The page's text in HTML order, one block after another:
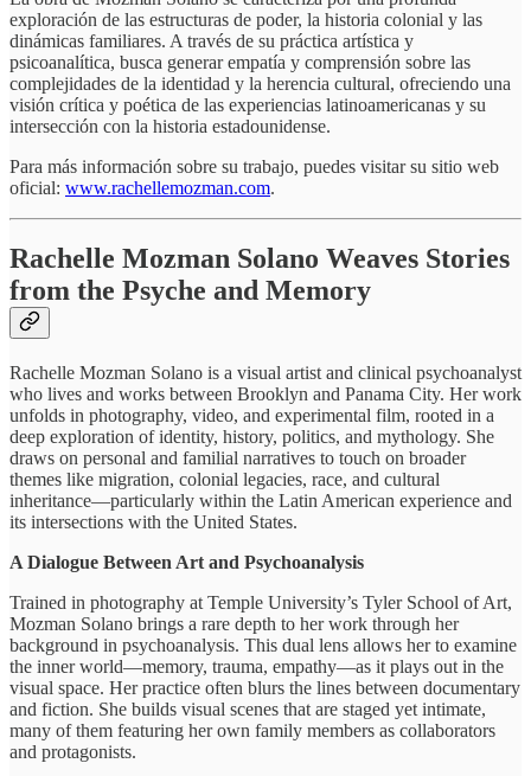
exploración de las estructuras de poder, la historia colonial y las
dinámicas familiares. A través de su práctica artística y
psicoanalítica, busca generar empatía y comprensión sobre las
complejidades de la identidad y la herencia cultural, ofreciendo una
visión crítica y poética de las experiencias latinoamericanas y su
intersección con la historia estadounidense.
Para más información sobre su trabajo, puedes visitar su sitio web
oficial: www.rachellemozman.com.
Rachelle Mozman Solano Weaves Stories
from the Psyche and Memory
Rachelle Mozman Solano is a visual artist and clinical psychoanalyst
who lives and works between Brooklyn and Panama City. Her work
unfolds in photography, video, and experimental film, rooted in a
deep exploration of identity, history, politics, and mythology. She
draws on personal and familial narratives to touch on broader
themes like migration, colonial legacies, race, and cultural
inheritance—particularly within the Latin American experience and
its intersections with the United States.
A Dialogue Between Art and Psychoanalysis
Trained in photography at Temple University’s Tyler School of Art,
Mozman Solano brings a rare depth to her work through her
background in psychoanalysis. This dual lens allows her to examine
the inner world—memory, trauma, empathy—as it plays out in the
visual space. Her practice often blurs the lines between documentary
and fiction. She builds visual scenes that are staged yet intimate,
many of them featuring her own family members as collaborators
and protagonists.